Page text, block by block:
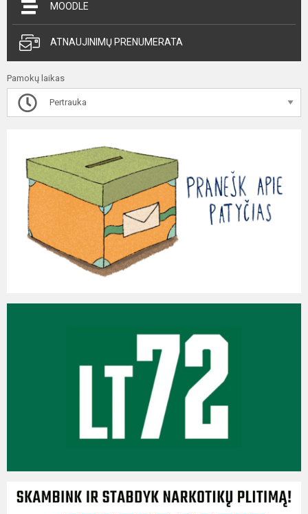
MOODLE
ATNAUJINIMŲ PRENUMERATA
Pamokų laikas
Pertrauka